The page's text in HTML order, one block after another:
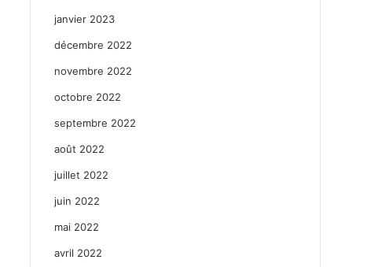
janvier 2023
décembre 2022
novembre 2022
octobre 2022
septembre 2022
août 2022
juillet 2022
juin 2022
mai 2022
avril 2022